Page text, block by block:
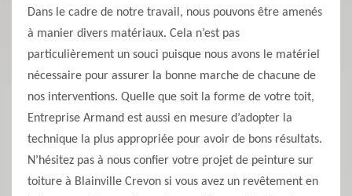
Dans le cadre de notre travail, nous pouvons être amenés
à manier divers matériaux. Cela n’est pas
particulièrement un souci puisque nous avons le matériel
nécessaire pour assurer la bonne marche de chacune de
nos interventions. Quelle que soit la forme de votre toit,
Entreprise Armand est aussi en mesure d’adopter la
technique la plus appropriée pour avoir de bons résultats.
N’hésitez pas à nous confier votre projet de peinture sur
toiture à Blainville Crevon si vous avez un revêtement en